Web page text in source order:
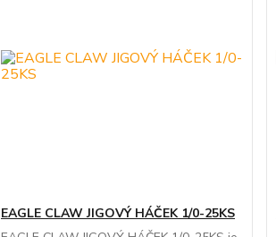
EAGLE CLAW JIGOVÝ HÁČEK 1/0-25KS